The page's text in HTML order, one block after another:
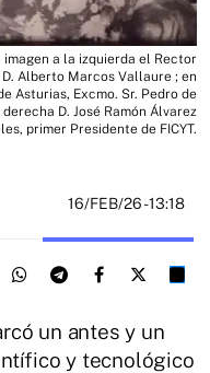
imagen a la izquierda el Rector
Alberto Marcos Vallaure ; en
Asturias, Excmo. Sr. Pedro de
D. José Ramón Álvarez
primer Presidente de FICYT.
16/FEB/26- 13:18
un antes y un
y tecnológico